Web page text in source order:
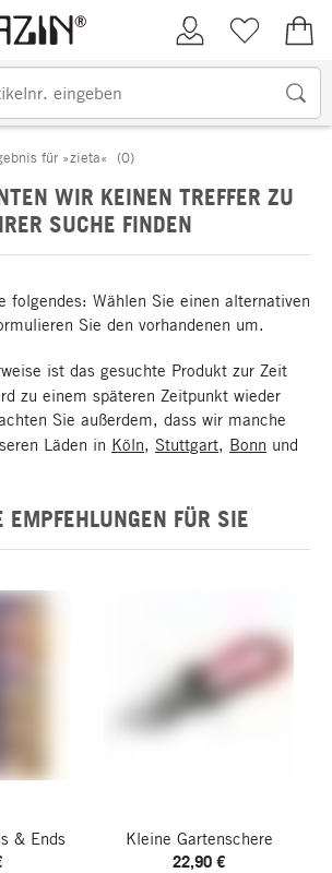
Kundenkonto
Merkliste
für »zieta« (0)
WIR KEINEN TREFFER ZU
SUCHE FINDEN
folgendes: Wählen Sie einen alternativen
Sie den vorhandenen um.
ist das gesuchte Produkt zur Zeit
zu einem späteren Zeitpunkt wieder
Sie außerdem, dass wir manche
Läden in Köln, Stuttgart, Bonn und
EMPFEHLUNGEN FÜR SIE
& Ends Kleine Gartenschere
22,90 €